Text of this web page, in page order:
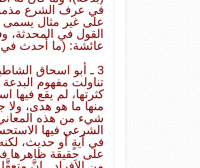
في عرف الشرع
على غير مثال يسمى
القول في
عائشة: (ما أحدث في
3 ـ أبو اسحاق
تناولت مفهوم
كثرتها، لم يقع فيها
منها ما هو هدى، ولا
شيء من هذه
الشرعي فيها
في آيةٍ أو حديث،
على حقيقة ظاهرها